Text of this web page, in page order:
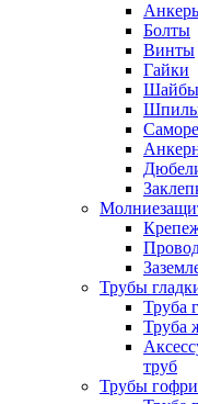
Болты
Винты
Гайки
Шайбы
Трубы
Труба
Труба
труб
Трубы